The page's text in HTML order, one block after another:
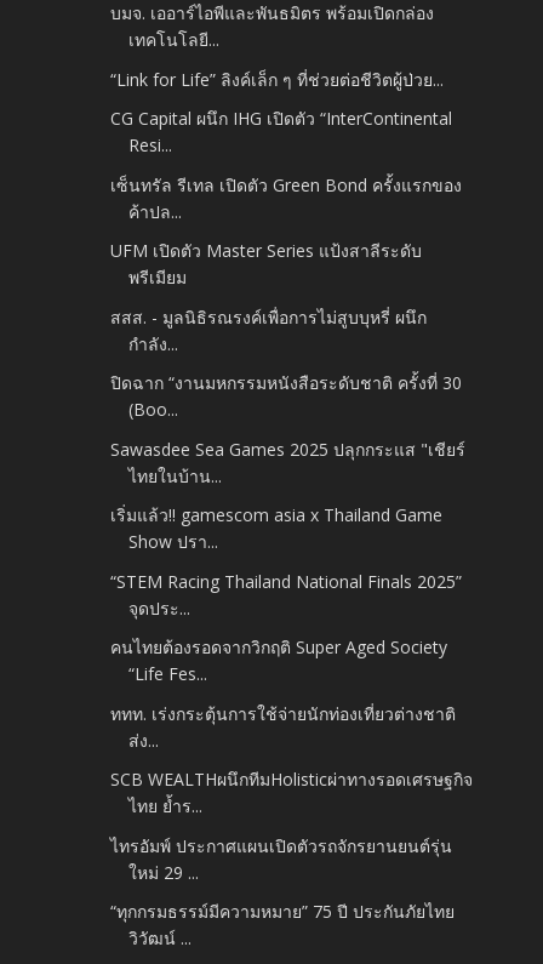
บมจ. เออาร์ไอพีและพันธมิตร พร้อมเปิดกล่อง
เทคโนโลยี...
“Link for Life” ลิงค์เล็ก ๆ ที่ช่วยต่อชีวิตผู้ป่วย...
CG Capital ผนึก IHG เปิดตัว “InterContinental
Resi...
เซ็นทรัล รีเทล เปิดตัว Green Bond ครั้งแรกของ
ค้าปล...
UFM เปิดตัว Master Series แป้งสาลีระดับ
พรีเมียม
สสส. - มูลนิธิรณรงค์เพื่อการไม่สูบบุหรี่ ผนึก
กำลัง...
ปิดฉาก “งานมหกรรมหนังสือระดับชาติ ครั้งที่ 30
(Boo...
Sawasdee Sea Games 2025 ปลุกกระแส "เชียร์
ไทยในบ้าน...
เริ่มแล้ว!! gamescom asia x Thailand Game
Show ปรา...
“STEM Racing Thailand National Finals 2025”
จุดประ...
คนไทยต้องรอดจากวิกฤติ Super Aged Society
“Life Fes...
ททท. เร่งกระตุ้นการใช้จ่ายนักท่องเที่ยวต่างชาติ
ส่ง...
SCB WEALTHผนึกทีมHolisticผ่าทางรอดเศรษฐกิจ
ไทย ย้ำร...
ไทรอัมพ์ ประกาศแผนเปิดตัวรถจักรยานยนต์รุ่น
ใหม่ 29 ...
“ทุกกรมธรรม์มีความหมาย” 75 ปี ประกันภัยไทย
วิวัฒน์ ...